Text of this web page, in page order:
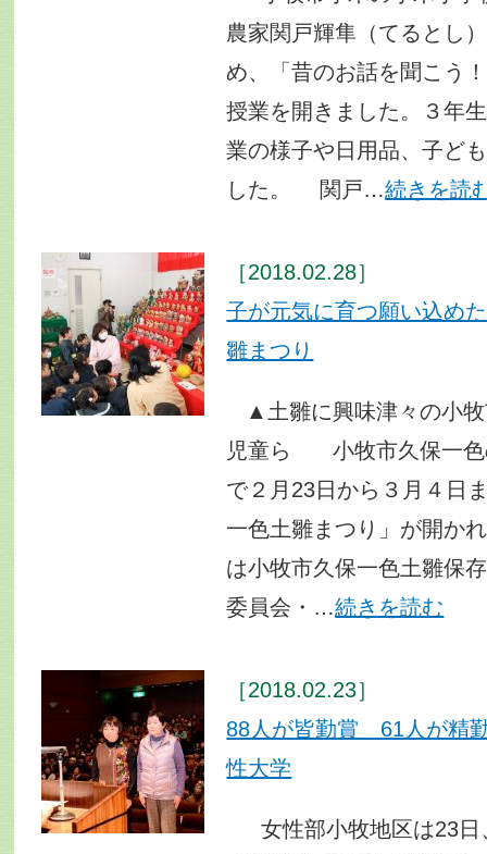
農家関戸輝隼（てるとし
め、「昔のお話を聞こう
授業を開きました。３年
業の様子や日用品、子ど
した。 関戸…続きを読
［2018.02.28］
子が元気に育つ願い
雛まつり
▲土雛に興味津々の小牧
児童ら 小牧市久保一色
で２月23日から３月４日
一色土雛まつり」が開か
は小牧市久保一色土雛保
委員会・…続きを読む
［2018.02.23］
88人が皆勤賞 61人が
性大学
女性部小牧地区は23日